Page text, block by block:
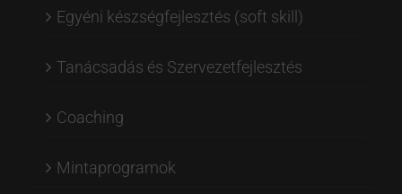
Egyéni készségfejlesztés (soft skill)
Tanácsadás és Szervezetfejlesztés
Coaching
Mintaprogramok